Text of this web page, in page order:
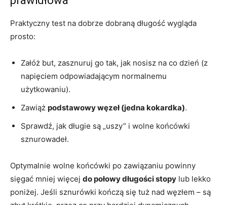
Praktyczny test na dobrze dobraną długość wygląda
prosto:
Załóż but, zasznuruj go tak, jak nosisz na co dzień (z
napięciem odpowiadającym normalnemu
użytkowaniu).
Zawiąż podstawowy węzeł (jedna kokardka).
Sprawdź, jak długie są „uszy” i wolne końcówki
sznurowadeł.
Optymalnie wolne końcówki po zawiązaniu powinny
sięgać mniej więcej do połowy długości stopy lub lekko
poniżej. Jeśli sznurówki kończą się tuż nad węzłem – są